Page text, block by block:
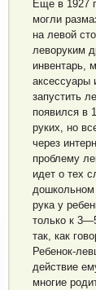
Еще в 1927
могли
на левой
леворуким
инвентарь,
аксессуары
запустить
появился в
руких, но
через
проблему
идет о тех
дошкольном
рука у
только к
так, как
Ребенок-
действие
многие